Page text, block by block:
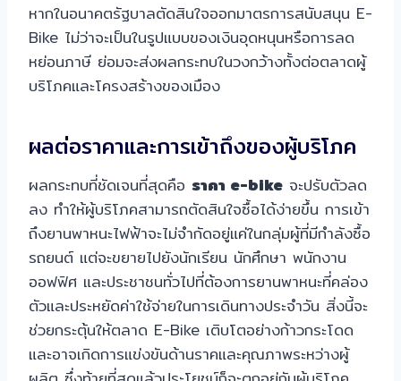
หากในอนาคตรัฐบาลตัดสินใจออกมาตรการสนับสนุน E-
Bike ไม่ว่าจะเป็นในรูปแบบของเงินอุดหนุนหรือการลด
หย่อนภาษี ย่อมจะส่งผลกระทบในวงกว้างทั้งต่อตลาดผู้
บริโภคและโครงสร้างของเมือง
ผลต่อราคาและการเข้าถึงของผู้บริโภค
ผลกระทบที่ชัดเจนที่สุดคือ ราคา e-bike จะปรับตัวลด
ลง ทำให้ผู้บริโภคสามารถตัดสินใจซื้อได้ง่ายขึ้น การเข้า
ถึงยานพาหนะไฟฟ้าจะไม่จำกัดอยู่แค่ในกลุ่มผู้ที่มีกำลังซื้อ
รถยนต์ แต่จะขยายไปยังนักเรียน นักศึกษา พนักงาน
ออฟฟิศ และประชาชนทั่วไปที่ต้องการยานพาหนะที่คล่อง
ตัวและประหยัดค่าใช้จ่ายในการเดินทางประจำวัน สิ่งนี้จะ
ช่วยกระตุ้นให้ตลาด E-Bike เติบโตอย่างก้าวกระโดด
และอาจเกิดการแข่งขันด้านราคและคุณภาพระหว่างผู้